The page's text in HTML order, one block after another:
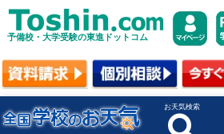
予備校・大学受験の東進ドットコム
お天気検索